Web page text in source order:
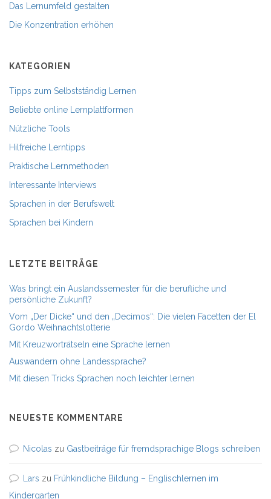
Das Lernumfeld gestalten
Die Konzentration erhöhen
KATEGORIEN
Tipps zum Selbstständig Lernen
Beliebte online Lernplattformen
Nützliche Tools
Hilfreiche Lerntipps
Praktische Lernmethoden
Interessante Interviews
Sprachen in der Berufswelt
Sprachen bei Kindern
LETZTE BEITRÄGE
Was bringt ein Auslandssemester für die berufliche und
persönliche Zukunft?
Vom „Der Dicke“ und den „Decimos“: Die vielen Facetten der El
Gordo Weihnachtslotterie
Mit Kreuzworträtseln eine Sprache lernen
Auswandern ohne Landessprache?
Mit diesen Tricks Sprachen noch leichter lernen
NEUESTE KOMMENTARE
Nicolas zu Gastbeiträge für fremdsprachige Blogs schreiben
Lars zu Frühkindliche Bildung – Englischlernen im
Kindergarten